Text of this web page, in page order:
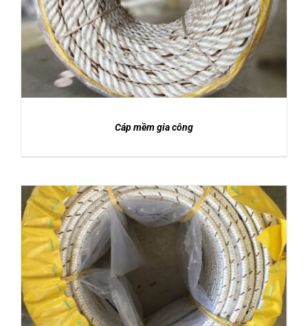
CATALOGUE
LIÊN HỆ
DETAILS
Cáp mềm gia công